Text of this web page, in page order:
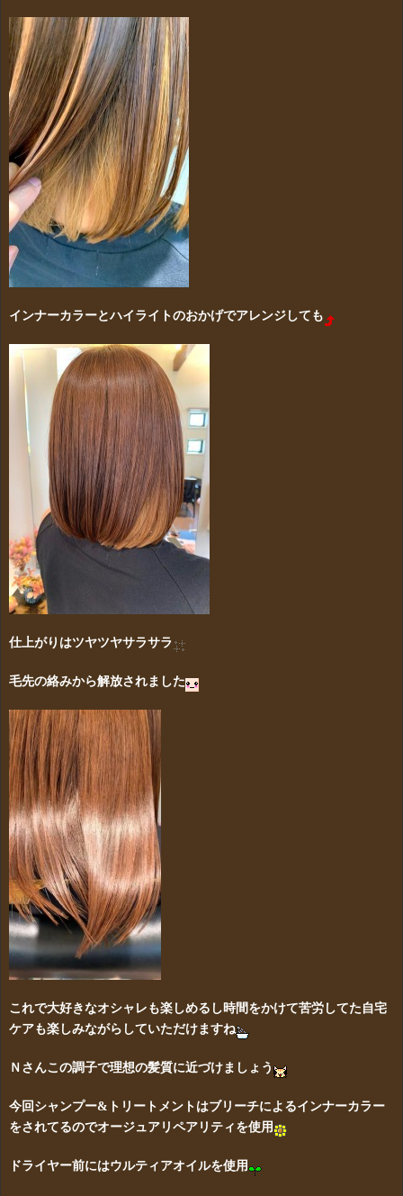
インナーカラーとハイライトのおかげでアレンジしても
仕上がりはツヤツヤサラサラ
毛先の絡みから解放されました
これで大好きなオシャレも楽しめるし時間をかけて苦労してた自宅
ケアも楽しみながらしていただけますね
Ｎさんこの調子で理想の髪質に近づけましょう
今回シャンプー&トリートメントはブリーチによるインナーカラー
をされてるのでオージュアリペアリティを使用
ドライヤー前にはウルティアオイルを使用